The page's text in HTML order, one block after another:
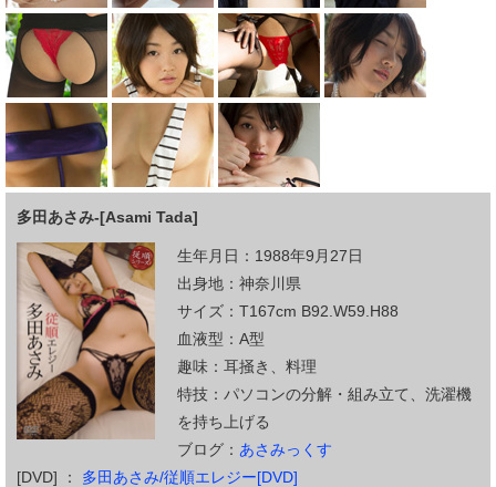
多田あさみ-[Asami Tada]
生年月日：1988年9月27日
出身地：神奈川県
サイズ：T167cm B92.W59.H88
血液型：A型
趣味：耳掻き、料理
特技：パソコンの分解・組み立て、洗濯機
を持ち上げる
ブログ： あさみっくす
[DVD] ：
多田あさみ/従順エレジー[DVD]